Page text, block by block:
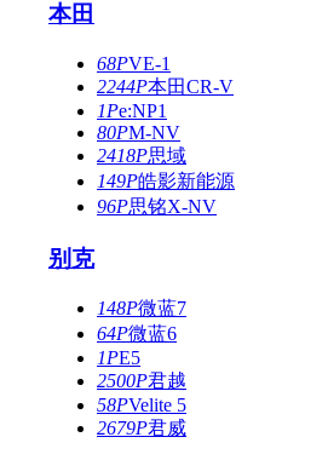
本田
68PVE-1
2244P本田CR-V
1Pe:NP1
80PM-NV
2418P思域
149P皓影新能源
96P思铭X-NV
别克
148P微蓝7
64P微蓝6
1PE5
2500P君越
58PVelite 5
2679P君威